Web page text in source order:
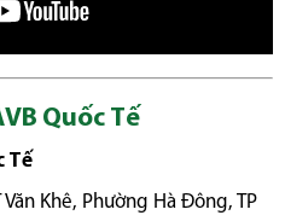
Quốc Tế
Tế
Khê, Phường Hà Đông, TP